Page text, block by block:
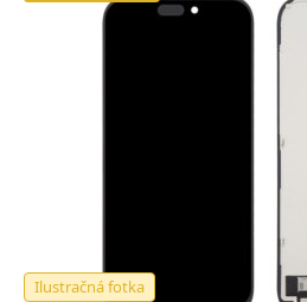
Ilustračná fotka